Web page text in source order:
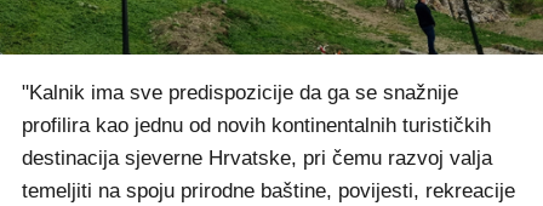
"Kalnik ima sve predispozicije da ga se snažnije
profilira kao jednu od novih kontinentalnih turističkih
destinacija sjeverne Hrvatske, pri čemu razvoj valja
temeljiti na spoju prirodne baštine, povijesti, rekreacije